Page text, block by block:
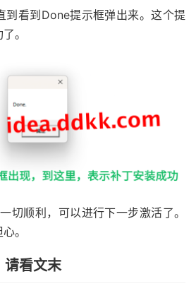
到看到Done提示框弹出来。这个提
。
切顺利，可以进行下一步激活了。
。
请看文末